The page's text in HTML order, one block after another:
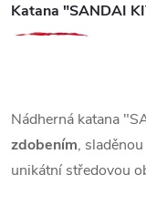
Katana "SANDAI
Nádherná katana
zdobením,
unikátní středovou